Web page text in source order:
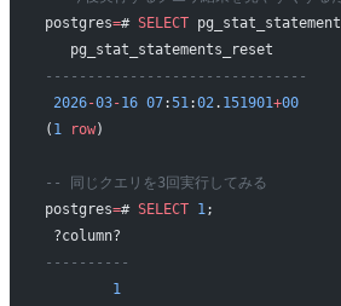
postgres=# SELECT
   pg_stat_statements_reset
-------------------------------
2026-03-16 07:51:02. 151901+00
( 1 row)
-- 同じクエリを3回実行してみる
postgres=# SELECT 1;
?column?
----------
        1